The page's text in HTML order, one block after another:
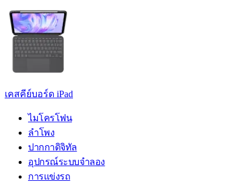
เคสคีย์บอร์ด iPad
ไมโครโฟน
ลำโพง
ปากกาดิจิทัล
อุปกรณ์ระบบจำลอง
การแข่งรถ